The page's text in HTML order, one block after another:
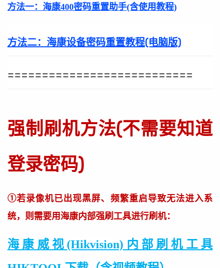
方法一： 海康400密码重置助手(含使用教程)
方法二： 海康设备密码重置教程(电脑版)
===========================
强制刷机方法(不需要知道
登录密码)
①若录像机已出现黑屏、频繁重启导致无法进入系
统，则需要用海康内部强刷工具进行刷机：
海康威视(Hikvision)内部刷机工具